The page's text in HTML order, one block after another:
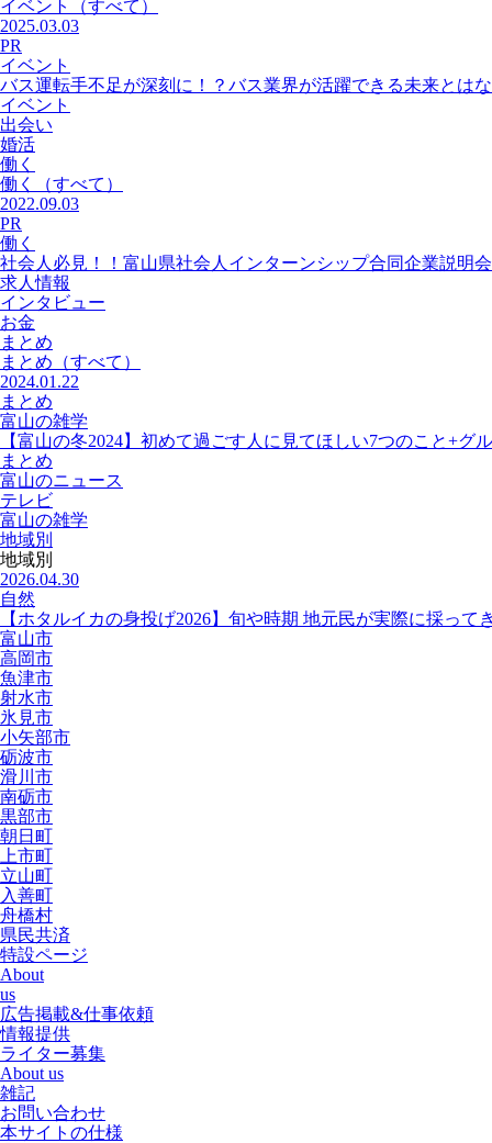
イベント
（すべて）
2025.03.03
PR
イベント
バス運転手不足が深刻に！？バス業界が活躍できる未来とは
イベント
出会い
婚活
働く
働く
（すべて）
2022.09.03
PR
働く
社会人必見！！富山県社会人インターンシップ合同企業説明会
求人情報
インタビュー
お金
まとめ
まとめ （すべて）
2024.01.22
まとめ
富山の雑学
【富山の冬2024】初めて過ごす人に見てほしい7つのこと+グ
まとめ
富山のニュース
テレビ
富山の雑学
地域別
地域別
2026.04.30
自然
【ホタルイカの身投げ2026】旬や時期 地元民が実際に採って
富山市
高岡市
魚津市
射水市
氷見市
小矢部市
砺波市
滑川市
南砺市
黒部市
朝日町
上市町
立山町
入善町
舟橋村
県民共済
特設ページ
About
us
広告掲載&仕事依頼
情報提供
ライター募集
About us
雑記
お問い合わせ
本サイトの仕様